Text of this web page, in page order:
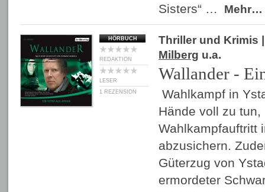
Sisters“ …
Mehr…
HÖRBUCH
REDAKTION
LESER
1 REZENSION
Thriller und Krimis
Milberg u.a.
Wallander -
Wahlkampf in
Hände voll zu tun,
Wahlkampfauftritt
abzusichern.
Güterzug von
ermordeter